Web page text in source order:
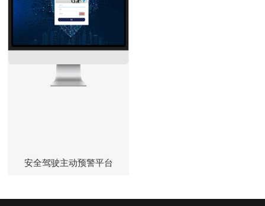
安全驾驶主动预警平台